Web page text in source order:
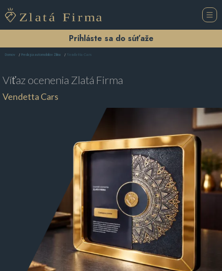
Prihláste sa do súťaže
Domov Predajca automobilov Žilina Vendetta Cars
Víťaz ocenenia Zlatá Firma
Vendetta Cars